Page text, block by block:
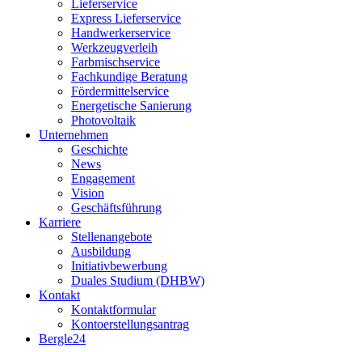
Lieferservice
Express Lieferservice
Handwerkerservice
Werkzeugverleih
Farbmischservice
Fachkundige Beratung
Fördermittelservice
Energetische Sanierung
Photovoltaik
Unternehmen
Geschichte
News
Engagement
Vision
Geschäftsführung
Karriere
Stellenangebote
Ausbildung
Initiativbewerbung
Duales Studium (DHBW)
Kontakt
Kontaktformular
Kontoerstellungsantrag
Bergle24